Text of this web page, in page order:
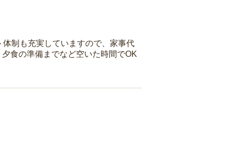
制も充実していますので、家事代
食の準備までなど空いた時間でOK